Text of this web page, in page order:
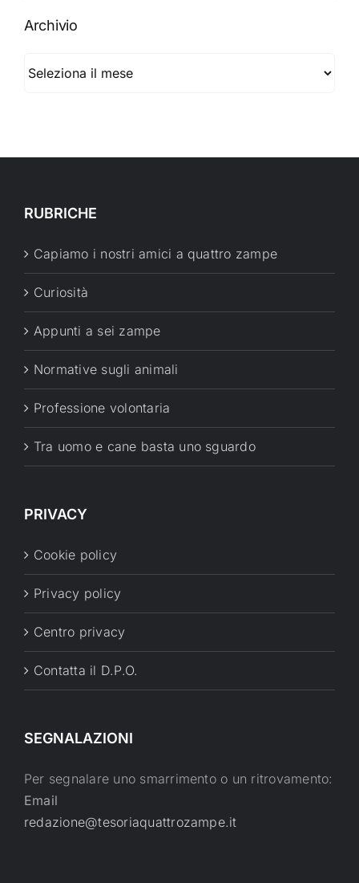
Archivio
RUBRICHE
Capiamo i nostri amici a quattro zampe
Curiosità
Appunti a sei zampe
Normative sugli animali
Professione volontaria
Tra uomo e cane basta uno sguardo
PRIVACY
Cookie policy
Privacy policy
Centro privacy
Contatta il D.P.O.
SEGNALAZIONI
Per segnalare uno smarrimento o un ritrovamento:
Email
redazione@tesoriaquattrozampe.it